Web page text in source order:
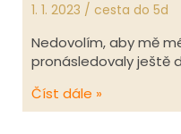
1. 1. 2023 / cesta do 5d
Nedovolím, aby mě
pronásledovaly ještě
Číst dále »